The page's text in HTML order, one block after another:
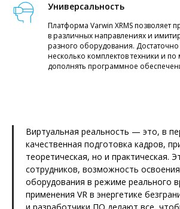
Универсальность
Платформа Varwin XRMS позволяет
в различных направлениях и
разного оборудования.
несколько комплектов техники и
дополнять программное
Виртуальная реальность — это, в
качественная подготовка кадров,
теоретическая, но и практическая.
сотрудников, возможность
оборудования в режиме реального
применения VR в энергетике